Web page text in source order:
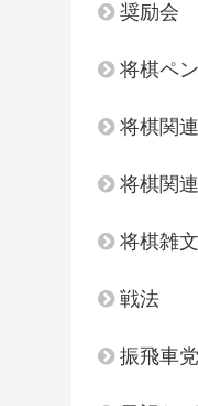
奨励会
将棋ペ
将棋関
将棋関
将棋雑文
戦法
振飛車